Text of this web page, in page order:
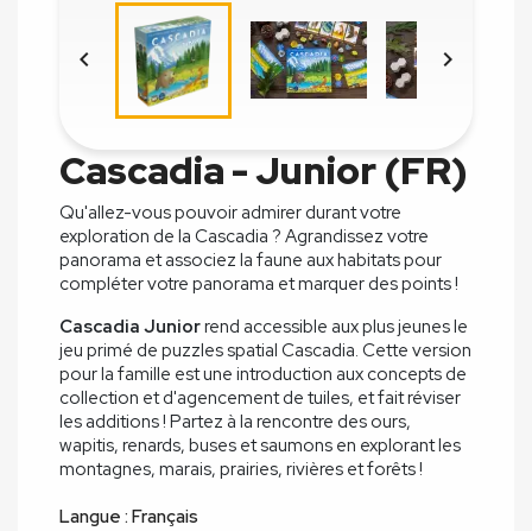
 
Cascadia - Junior (FR)
Qu'allez-vous pouvoir admirer durant votre
exploration de la Cascadia ? Agrandissez votre
panorama et associez la faune aux habitats pour
compléter votre panorama et marquer des points !
Cascadia Juniorrend accessible aux plus jeunes le
jeu primé de puzzles spatial Cascadia. Cette version
pour la famille est une introduction aux concepts de
collection et d'agencement de tuiles, et fait réviser
les additions ! Partez à la rencontre des ours,
wapitis, renards, buses et saumons en explorant les
montagnes, marais, prairies, rivières et forêts !
Langue : Français